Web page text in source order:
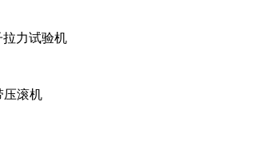
力试验机
压滚机